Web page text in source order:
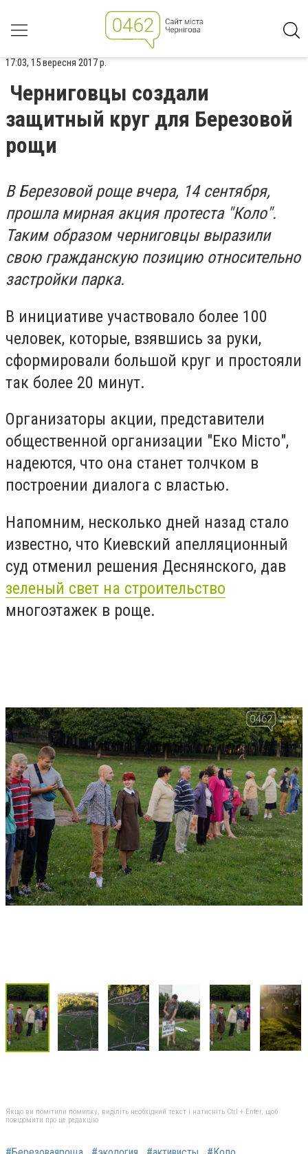
17:03, 15 вересня 2017 р.
Черниговцы создали
защитный круг для Березовой
рощи
В Березовой роще вчера, 14 сентября,
прошла мирная акция протеста "Коло".
Таким образом черниговцы выразили
свою гражданскую позицию относительно
застройки парка.
В инициативе участвовало более 100
человек, которые, взявшись за руки,
сформировали большой круг и простояли
так более 20 минут.
Организаторы акции, представители
общественной организации "Еко Місто",
надеются, что она станет толчком в
построении диалога с властью.
Напомним, несколько дней назад стало
известно, что Киевский апелляционный
суд отменил решения Деснянского, дав
зеленый свет на строительство
многоэтажек в роще.
Якщо ви помітили помилку, виділіть необхідний текст і натисніть Ctrl + Enter, щоб
повідомити про це редакцію